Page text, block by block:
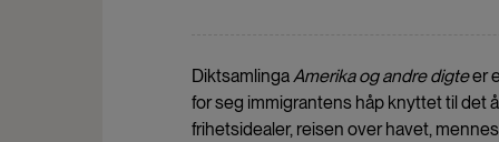
DiktsamlingaAmerika og andre digteer
for seg immigrantens håp knyttet til det
frihetsidealer, reisen over havet,